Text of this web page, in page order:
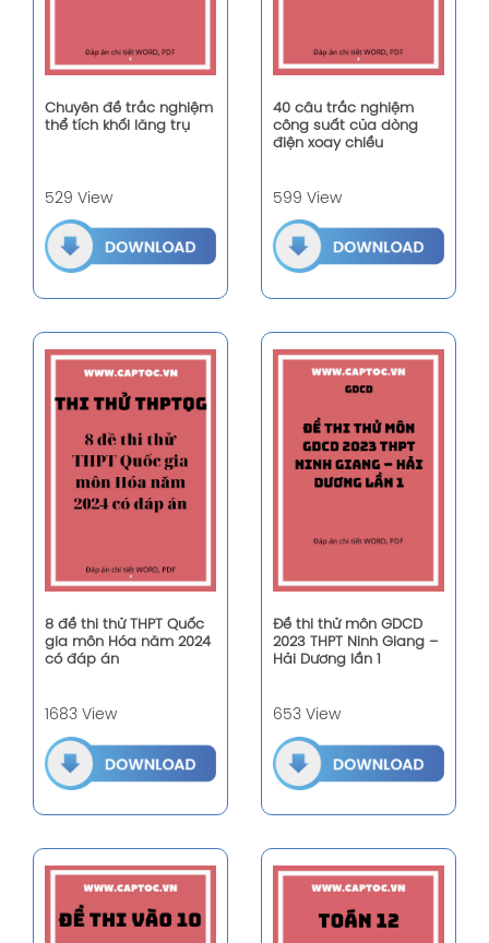
Chuyên đề trắc nghiệm
thể tích khối lăng trụ
529 View
40 câu trắc nghiệm
công suất của dòng
điện xoay chiều
599 View
8 đề thi thử THPT Quốc
gia môn Hóa năm 2024
có đáp án
1683 View
Đề thi thử môn GDCD
2023 THPT Ninh Giang –
Hải Dương lần 1
653 View